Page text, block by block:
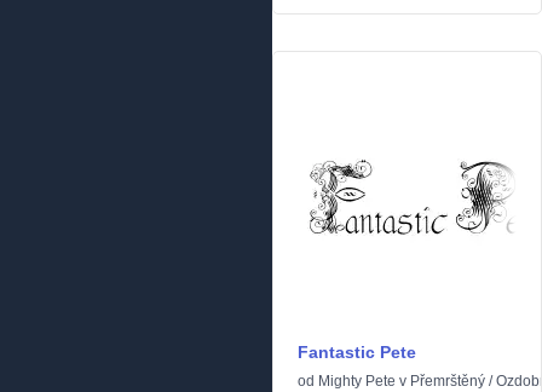
Fantastic Pete
od Mighty Pete v Přemrštěný /